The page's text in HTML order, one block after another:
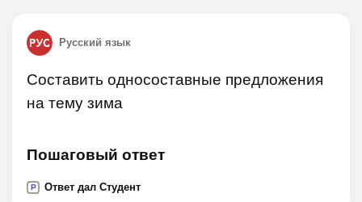
Русский язык
Составить односоставные предложения
на тему зима
Пошаговый ответ
P Ответ дал Студент